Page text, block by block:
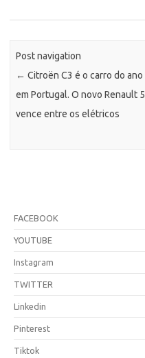
Post navigation
← Citroën C3 é o carro do ano
em Portugal. O novo Renault 5
vence entre os elétricos
FACEBOOK
YOUTUBE
Instagram
TWITTER
Linkedin
Pinterest
Tiktok